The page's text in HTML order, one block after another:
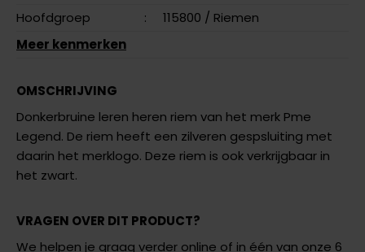
Hoofdgroep
: 115800 / Riemen
Meer kenmerken
OMSCHRIJVING
Donkerbruine leren heren riem van het merk Pme
Legend. De riem heeft een zilveren gespsluiting met
daarin het merklogo. Deze riem is ook verkrijgbaar in
het zwart.
VRAGEN OVER DIT PRODUCT?
We helpen je graag verder online of in één van onze 6